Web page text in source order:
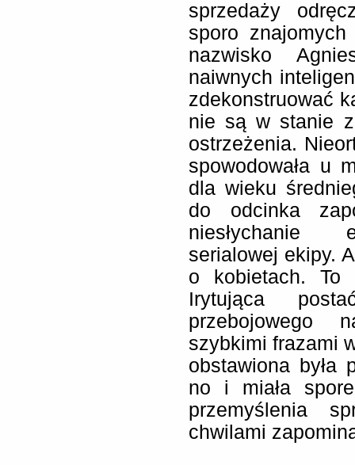
sprzedaży
sporo znajomych
nazwisko
naiwnych
zdekonstruować
nie są w stanie
ostrzeżenia.
spowodowała u
dla wieku
do odcinka
niesłychanie
serialowej ekipy.
o kobietach. To
Irytująca
przebojowego
szybkimi frazami
obstawiona była
no i miała
przemyślenia
chwilami